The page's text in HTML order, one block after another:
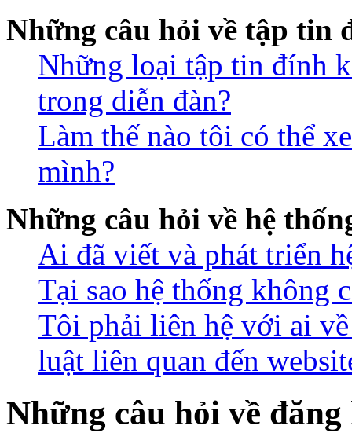
Những câu hỏi về tập tin
Những loại tập tin đính
trong diễn đàn?
Làm thế nào tôi có thể
mình?
Những câu hỏi về hệ
Ai đã viết và phát triển
Tại sao hệ thống không
Tôi phải liên hệ với ai
luật liên quan đến
Những câu hỏi về